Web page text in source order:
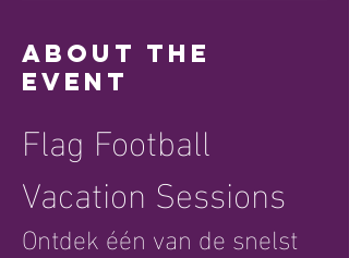
About the
event
Flag Football
Vacation Sessions
Ontdek één van de snelst